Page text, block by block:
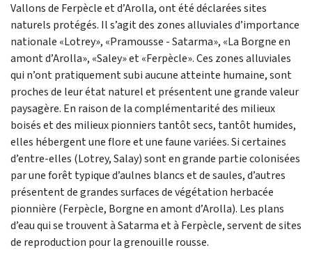
Vallons de Ferpècle et d’Arolla, ont été déclarées sites
naturels protégés. Il s’agit des zones alluviales d’importance
nationale «Lotrey», «Pramousse - Satarma», «La Borgne en
amont d’Arolla», «Saley» et «Ferpècle». Ces zones alluviales
qui n’ont pratiquement subi aucune atteinte humaine, sont
proches de leur état naturel et présentent une grande valeur
paysagère. En raison de la complémentarité des milieux
boisés et des milieux pionniers tantôt secs, tantôt humides,
elles hébergent une flore et une faune variées. Si certaines
d’entre-elles (Lotrey, Salay) sont en grande partie colonisées
par une forêt typique d’aulnes blancs et de saules, d’autres
présentent de grandes surfaces de végétation herbacée
pionnière (Ferpècle, Borgne en amont d’Arolla). Les plans
d’eau qui se trouvent à Satarma et à Ferpècle, servent de sites
de reproduction pour la grenouille rousse.